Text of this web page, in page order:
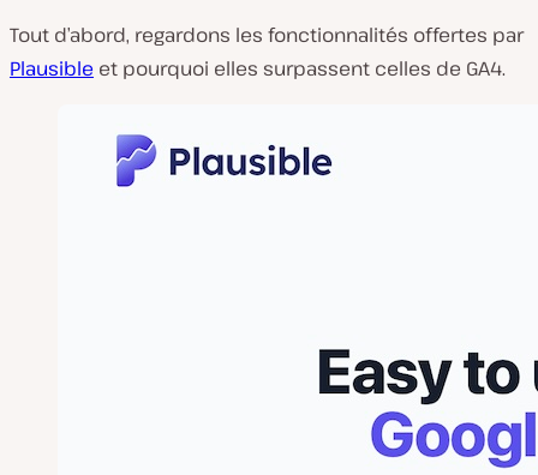
Tout d’abord, regardons les fonctionnalités offertes par
Plausible et pourquoi elles surpassent celles de GA4.